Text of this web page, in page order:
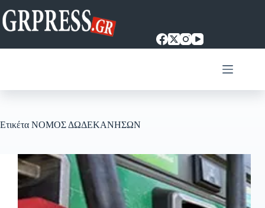
στο
περιεχόμενο
Ετικέτα ΝΟΜΟΣ ΔΩΔΕΚΑΝΗΣΩΝ